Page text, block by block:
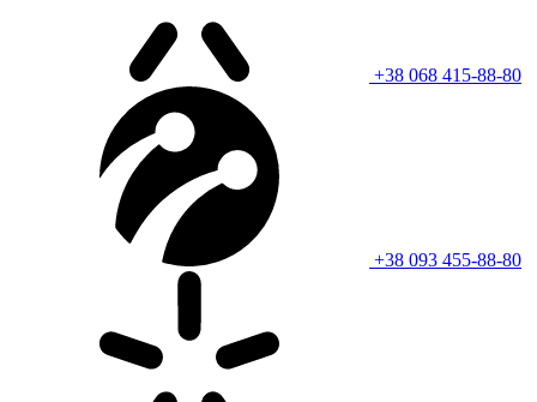
+38 068 415-88-80
+38 093 455-88-80